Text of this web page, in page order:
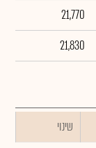
21,770
21,830
שינוי